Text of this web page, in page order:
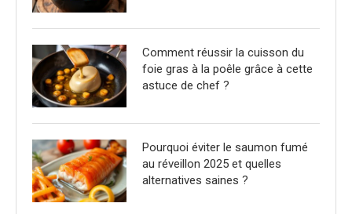
Comment réussir la cuisson du
foie gras à la poêle grâce à cette
astuce de chef ?
Pourquoi éviter le saumon fumé
au réveillon 2025 et quelles
alternatives saines ?